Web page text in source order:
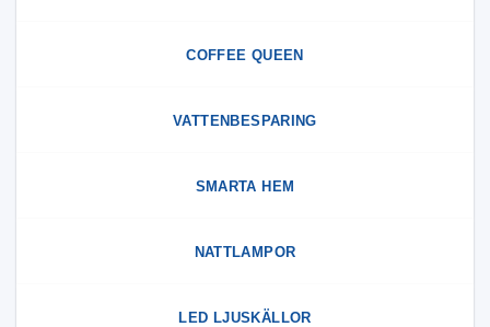
COFFEE QUEEN
VATTENBESPARING
SMARTA HEM
NATTLAMPOR
LED LJUSKÄLLOR